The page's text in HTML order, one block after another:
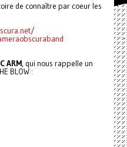
de connaître par coeur les
ARM, qui nous rappelle un
BLOW :